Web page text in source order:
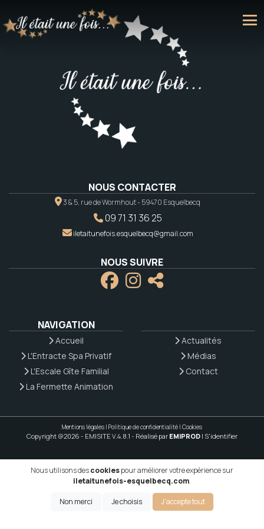
NOUS CONTACTER
3 & 5, rue de Wormhout - 59470 Esquelbecq
09 71 31 36 25
iletaitunefois.esquelbecq@gmail.com
NOUS SUIVRE
NAVIGATION
Accueil
L'Entracte Spa Privatif
L'Escale Gîte Familial
La Fermette Animation
Actualités
Médias
Contact
Mentions légales | Politique de confidentialité | Cookies
Copyright @2026 - EMISITE V.4.8.1 - Réalisé par EMIPROD | S'identifier
Nous utilisons descookiespour améliorer votre expérience sur
iletaitunefois-esquelbecq.com.
Non merci Je choisis J'accepte tout